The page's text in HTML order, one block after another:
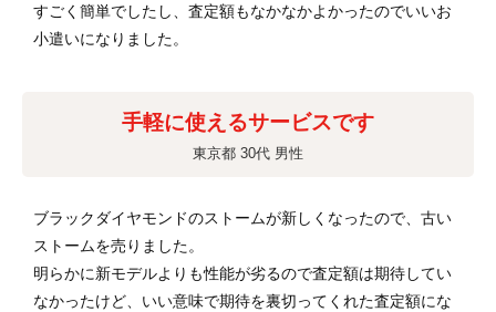
すごく簡単でしたし、査定額もなかなかよかったのでいいお
小遣いになりました。
手軽に使えるサービスです
東京都 30代 男性
ブラックダイヤモンドのストームが新しくなったので、古い
ストームを売りました。
明らかに新モデルよりも性能が劣るので査定額は期待してい
なかったけど、いい意味で期待を裏切ってくれた査定額にな